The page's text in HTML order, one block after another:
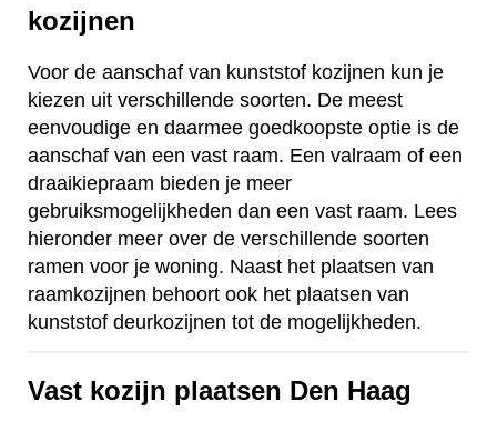
kozijnen
Voor de aanschaf van kunststof kozijnen kun je
kiezen uit verschillende soorten. De meest
eenvoudige en daarmee goedkoopste optie is de
aanschaf van een vast raam. Een valraam of een
draaikiepraam bieden je meer
gebruiksmogelijkheden dan een vast raam. Lees
hieronder meer over de verschillende soorten
ramen voor je woning. Naast het plaatsen van
raamkozijnen behoort ook het plaatsen van
kunststof deurkozijnen tot de mogelijkheden.
Vast kozijn plaatsen Den Haag